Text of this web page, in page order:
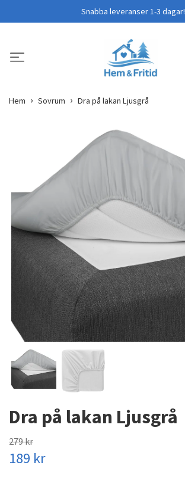
Snabba leveranser 1-3 dagar!
Hem Sovrum Dra på lakan Ljusgrå
Dra på lakan Ljusgrå
279 kr
189 kr